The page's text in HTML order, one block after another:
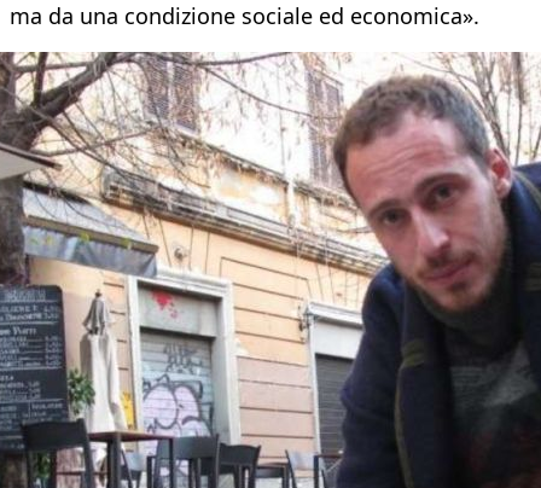
ma da una condizione sociale ed economica».